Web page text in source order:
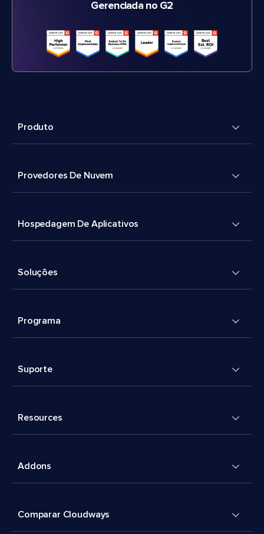
Gerenciada no G2
Produto
Provedores De Nuvem
Hospedagem De Aplicativos
Soluções
Programa
Suporte
Resources
Addons
Comparar Cloudways